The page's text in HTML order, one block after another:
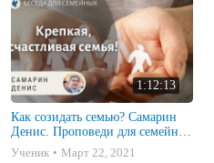
1:12:13
Как созидать семью? Самарин
Денис. Проповеди для семейных
МСЦ ЕХБ
Ученик Март 22, 2021